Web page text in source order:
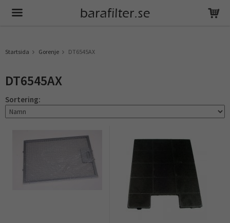
Startsida Gorenje DT6545AX
DT6545AX
Sortering: